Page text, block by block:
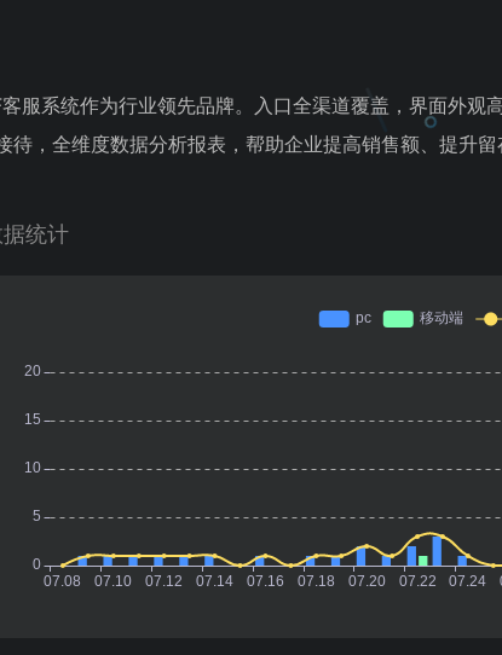
服系统作为行业领先品牌。入口全渠道覆盖，界面外观
待，全维度数据分析报表，帮助企业提高销售额、提升留
统计